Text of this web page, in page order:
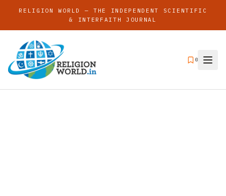
RELIGION WORLD — THE INDEPENDENT SCIENTIFIC
& INTERFAITH JOURNAL
0